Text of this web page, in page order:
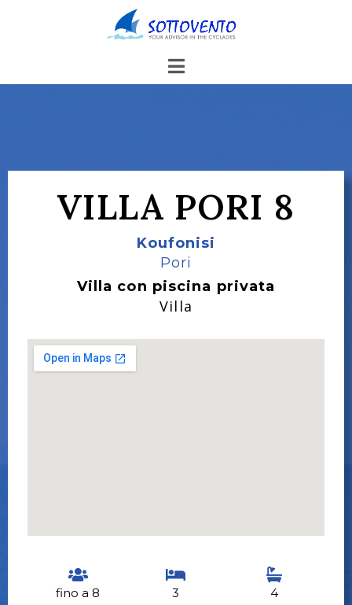
VILLA PORI 8
Koufonisi
Pori
Villa con piscina privata
Villa
fino a 8 3 4